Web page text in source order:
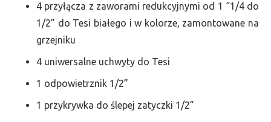
4 przyłącza z zaworami redukcyjnymi od 1 “1/4 do
1/2” do Tesi białego i w kolorze, zamontowane na
grzejniku
4 uniwersalne uchwyty do Tesi
1 odpowietrznik 1/2”
1 przykrywka do ślepej zatyczki 1/2”